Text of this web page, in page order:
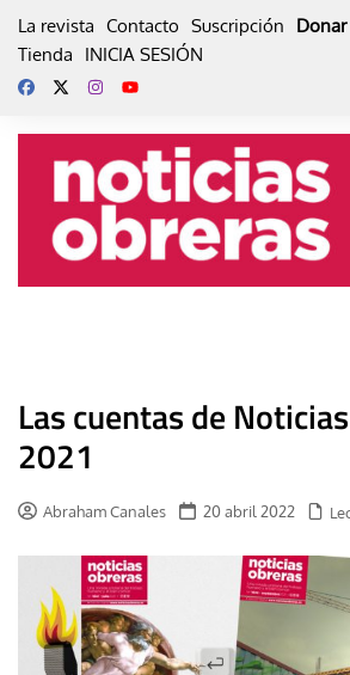
La revista Contacto Suscripción Donar
Tienda
INICIA SESIÓN
Las cuentas de
2021
Abraham Canales 20 abril 2022